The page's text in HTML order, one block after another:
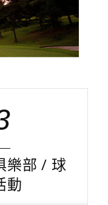
樂部 / 球
動